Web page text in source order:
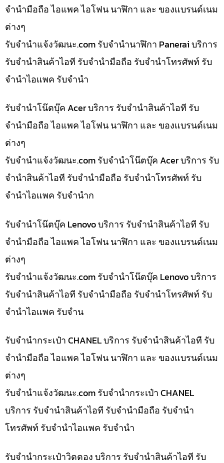
จำนำมือถือ ไอแพค ไอโฟน นาฬิกา และ ของแบรนด์เนม
ต่างๆ
รับจํานําแจ้งวัฒนะ.com รับจำนำนาฬิกา Panerai บริการ
รับจำนำสินค้าไอที รับจำนำมือถือ รับจำนำโทรศัพท์ รับ
จำนำไอแพค รับจำนำ
รับจำนำโน๊ตบุ๊ค Acer บริการ รับจำนำสินค้าไอที รับ
จำนำมือถือ ไอแพค ไอโฟน นาฬิกา และ ของแบรนด์เนม
ต่างๆ
รับจํานําแจ้งวัฒนะ.com รับจำนำโน๊ตบุ๊ค Acer บริการ รับ
จำนำสินค้าไอที รับจำนำมือถือ รับจำนำโทรศัพท์ รับ
จำนำไอแพค รับจำนำก
รับจำนำโน๊ตบุ๊ค Lenovo บริการ รับจำนำสินค้าไอที รับ
จำนำมือถือ ไอแพค ไอโฟน นาฬิกา และ ของแบรนด์เนม
ต่างๆ
รับจํานําแจ้งวัฒนะ.com รับจำนำโน๊ตบุ๊ค Lenovo บริการ
รับจำนำสินค้าไอที รับจำนำมือถือ รับจำนำโทรศัพท์ รับ
จำนำไอแพค รับจำน
รับจำนำกระเป๋า CHANEL บริการ รับจำนำสินค้าไอที รับ
จำนำมือถือ ไอแพค ไอโฟน นาฬิกา และ ของแบรนด์เนม
ต่างๆ
รับจํานําแจ้งวัฒนะ.com รับจำนำกระเป๋า CHANEL
บริการ รับจำนำสินค้าไอที รับจำนำมือถือ รับจำนำ
โทรศัพท์ รับจำนำไอแพค รับจำนำ
รับจำนำกระเป๋าวิตตอง บริการ รับจำนำสินค้าไอที รับ